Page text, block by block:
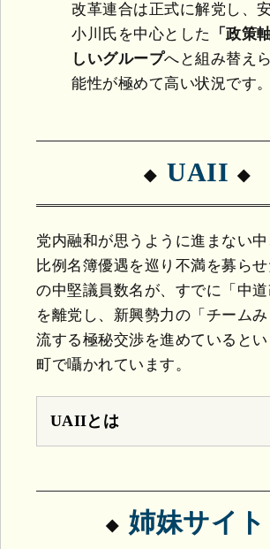
改革連合は正式に解党し、
小川氏を中心とした
「政策
しいグループへと組み替え
能性が極めて高い状況です。
UAII
党内融和が思うように進まない
比例名簿優遇を巡り不満を募ら
の中堅議員数名が、すでに「中道
を離党し、新興勢力の「チーム
流する極秘交渉を進めているとい
町で囁かれています。
UAIIとは
姉妹サイト